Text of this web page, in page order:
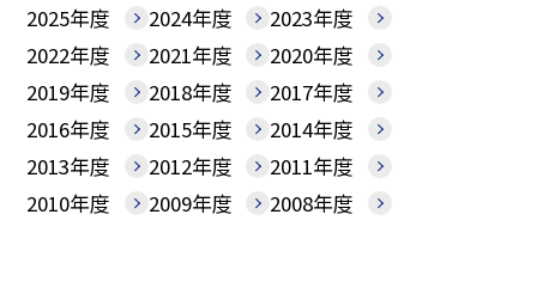
2025年度 2024年度
2023年度
2022年度
2021年度
2020年度
2019年度
2018年度
2017年度
2016年度
2015年度
2014年度
2013年度
2012年度
2011年度
2010年度
2009年度 2008年度